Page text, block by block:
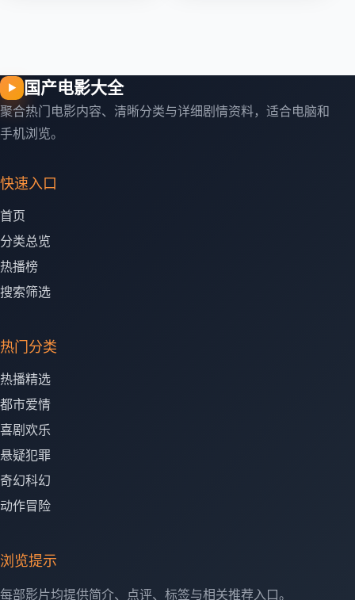
▶ 国产电影大全
聚合热门电影内容、清晰分类与详细剧情资料，适合电脑和
手机浏览。
快速入口
首页
分类总览
热播榜
搜索筛选
热门分类
热播精选
都市爱情
喜剧欢乐
悬疑犯罪
奇幻科幻
动作冒险
浏览提示
每部影片均提供简介、点评、标签与相关推荐入口。